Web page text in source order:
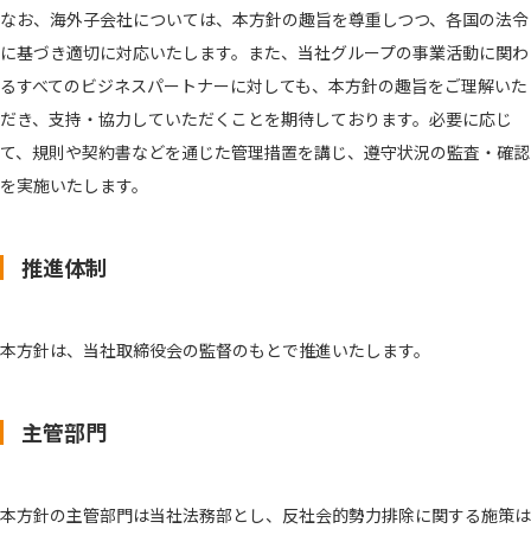
なお、海外子会社については、本方針の趣旨を尊重しつつ、各国の法令
に基づき適切に対応いたします。また、当社グループの事業活動に関わ
るすべてのビジネスパートナーに対しても、本方針の趣旨をご理解いた
だき、支持・協力していただくことを期待しております。必要に応じ
て、規則や契約書などを通じた管理措置を講じ、遵守状況の監査・確認
を実施いたします。
推進体制
本方針は、当社取締役会の監督のもとで推進いたします。
主管部門
本方針の主管部門は当社法務部とし、反社会的勢力排除に関する施策は